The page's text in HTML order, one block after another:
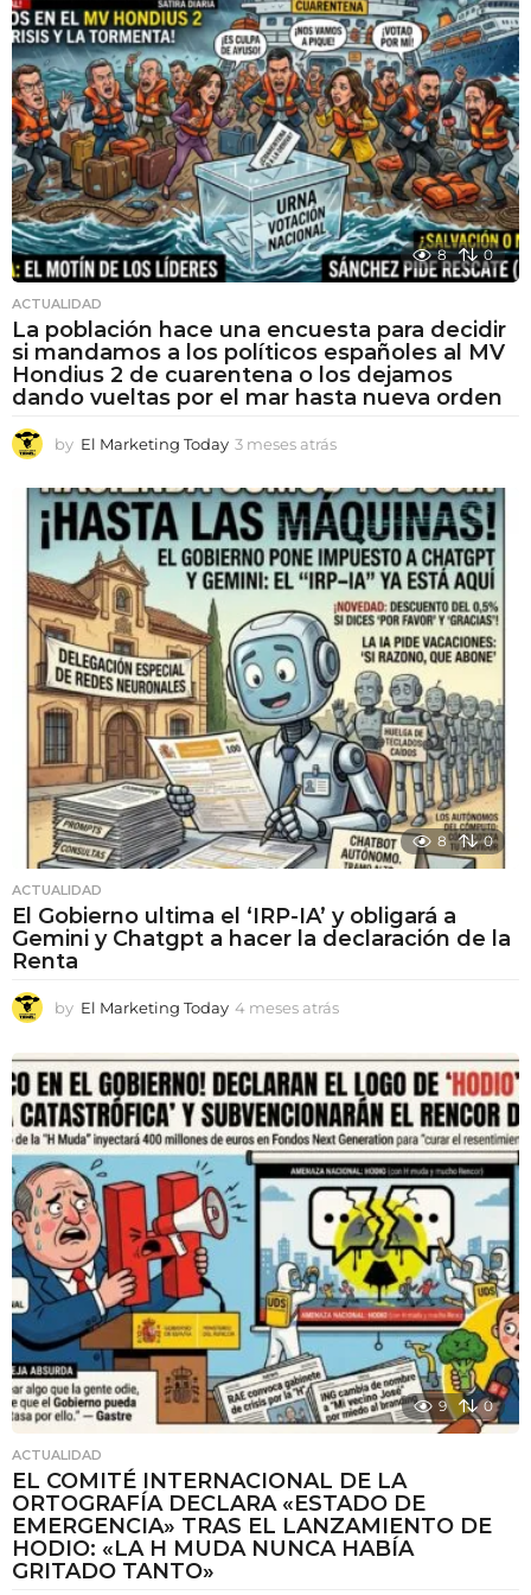
8 0
ACTUALIDAD
La población hace una encuesta para decidir
si mandamos a los políticos españoles al MV
Hondius 2 de cuarentena o los dejamos
dando vueltas por el mar hasta nueva orden
by El Marketing Today 3 meses atrás
e
s
e
s
a
t
r
á
s
8 0
ACTUALIDAD
El Gobierno ultima el ‘IRP-IA’ y obligará a
Gemini y Chatgpt a hacer la declaración de la
Renta
by El Marketing Today 4 meses atrás
e
s
e
s
a
t
r
á
s
9 0
ACTUALIDAD
EL COMITÉ INTERNACIONAL DE LA
ORTOGRAFÍA DECLARA «ESTADO DE
EMERGENCIA» TRAS EL LANZAMIENTO DE
HODIO: «LA H MUDA NUNCA HABÍA
GRITADO TANTO»